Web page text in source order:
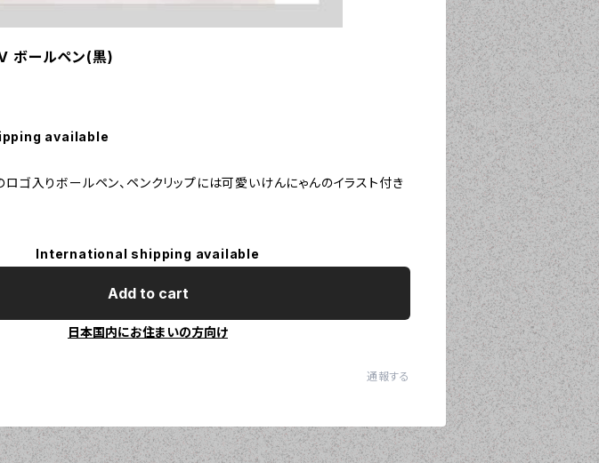
ボールペン(黒)
available
ゴ入りボールペン、ペンクリップには可愛いけんにゃんのイラスト付き
International shipping available
Add to cart
日本国内にお住まいの方向け
通報する